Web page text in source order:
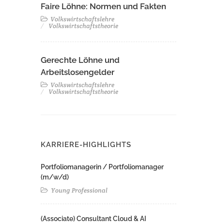
Faire Löhne: Normen und Fakten
Volkswirtschaftslehre
Volkswirtschaftstheorie
Gerechte Löhne und
Arbeitslosengelder
Volkswirtschaftslehre
Volkswirtschaftstheorie
KARRIERE-HIGHLIGHTS
Portfoliomanagerin / Portfoliomanager
(m/w/d)
Young Professional
(Associate) Consultant Cloud & AI